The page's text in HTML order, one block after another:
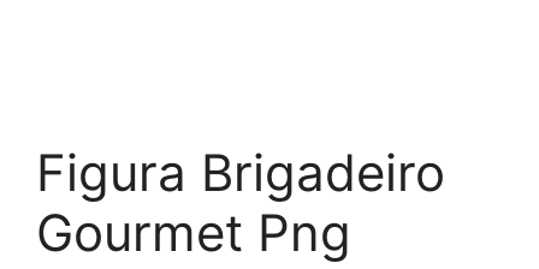
Figura Brigadeiro
Gourmet Png